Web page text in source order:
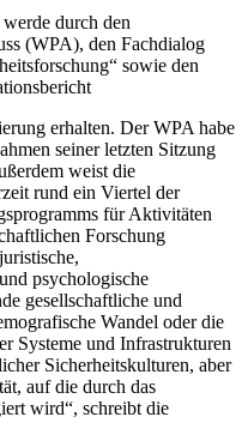
durch den
(WPA), den Fachdialog
sowie den
erhalten. Der WPA habe
seiner letzten Sitzung
weist die
rund ein Viertel der
für Aktivitäten
Forschung
psychologische
gesellschaftliche und
Wandel oder die
Systeme und Infrastrukturen
Sicherheitskulturen, aber
auf die durch das
wird“, schreibt die